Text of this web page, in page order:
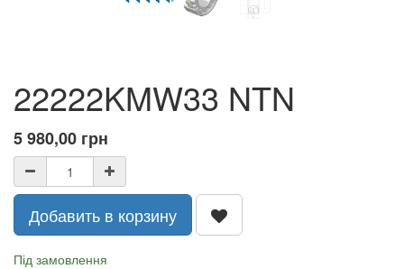
22222KMW33 NTN
5 980,00 грн
Добавить в корзину
Під замовлення